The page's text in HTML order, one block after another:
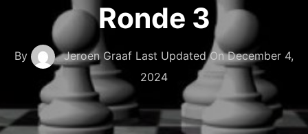
Ronde 3
By Jeroen Graaf Last Updated OnDecember 4,
2024